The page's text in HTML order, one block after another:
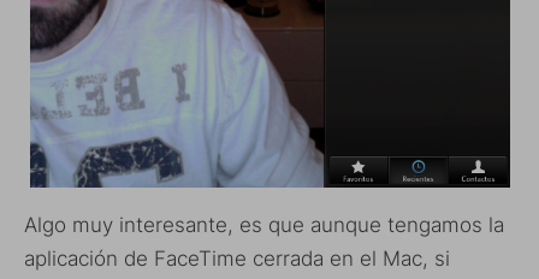
Algo muy interesante, es que aunque tengamos la
aplicación de FaceTime cerrada en el Mac, si